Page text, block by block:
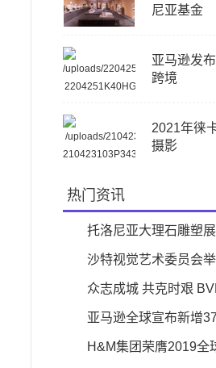
尼亚基金
亚马逊发
跨境
2021年徕
摄影
热门资讯
托洛尼亚大理石雕塑
意大利画廊
沙特视觉艺术委员会
＂Shift22＂
众志成城 共克时艰
抗疫在行动
亚马逊全球宣布新增
H&M集团荣膺2019全